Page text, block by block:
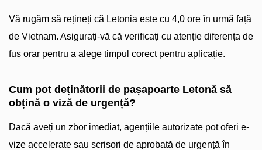
Vă rugăm să rețineți că Letonia este cu 4,0 ore în urmă față
de Vietnam. Asigurați-vă că verificați cu atenție diferența de
fus orar pentru a alege timpul corect pentru aplicație.
Cum pot deținătorii de pașapoarte Letonă să
obțină o viză de urgență?
Dacă aveți un zbor imediat, agențiile autorizate pot oferi e-
vize accelerate sau scrisori de aprobată de urgență în